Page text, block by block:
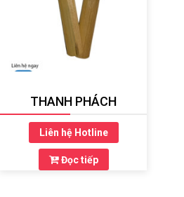
THANH PHÁCH
Liên hệ Hotline
Đọc tiếp